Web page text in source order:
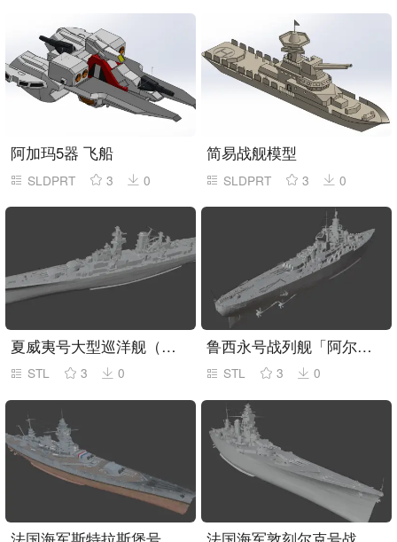
阿加玛5器 飞船
SLDPRT 3 0
简易战舰模型
SLDPRT 3 0
夏威夷号大型巡洋舰（架空改装）
STL 3 0
鲁西永号战列舰「阿尔萨斯级战列舰2号方案」
STL 3 0